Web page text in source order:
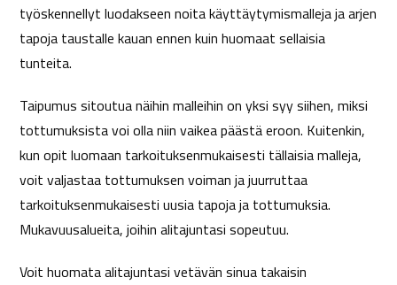
työskennellyt luodakseen noita käyttäytymismalleja ja arjen
tapoja taustalle kauan ennen kuin huomaat sellaisia ​​
tunteita.
Taipumus sitoutua näihin malleihin on yksi syy siihen, miksi
tottumuksista voi olla niin vaikea päästä eroon. Kuitenkin,
kun opit luomaan tarkoituksenmukaisesti tällaisia ​​​​malleja,
voit valjastaa tottumuksen voiman ja juurruttaa
tarkoituksenmukaisesti uusia tapoja ja tottumuksia.
Mukavuusalueita, joihin alitajuntasi sopeutuu.
Voit huomata alitajuntasi vetävän sinua takaisin